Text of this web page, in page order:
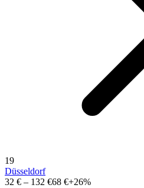
19
Düsseldorf
32 € – 132 €68 €+26%